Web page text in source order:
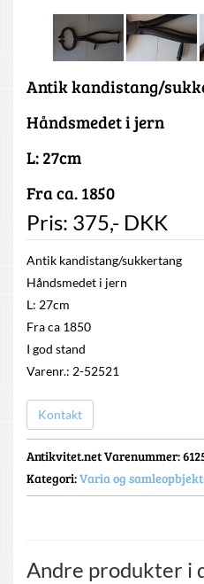
Antik kandistang/
Håndsmedet i jern
L: 27cm
Fra ca. 1850
Pris: 375,- DKK
Antik kandistang/sukkertang
Håndsmedet i jern
L: 27cm
Fra ca 1850
I god stand
Varenr.: 2-52521
Kontakt
Antikvitet.net Varenummer:
Kategori:Varia og
Andre produkter i